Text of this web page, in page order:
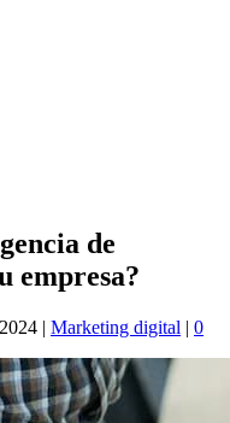
de
empresa?
| Marketing digital | 0